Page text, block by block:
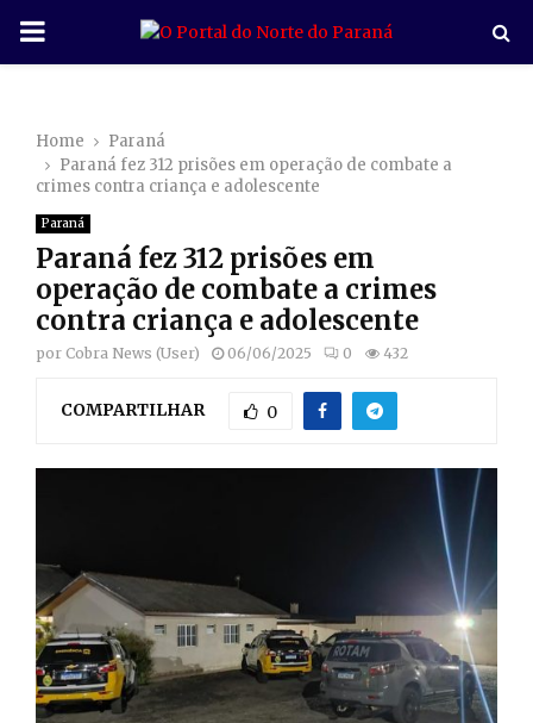
P
M
A
R
N
U
Home
Paraná
Paraná fez 312 prisões em operação de combate a
crimes contra criança e adolescente
Paraná
Paraná fez 312 prisões em
operação de combate a crimes
contra criança e adolescente
por Cobra News (User) 06/06/2025 0 432
COMPARTILHAR 0